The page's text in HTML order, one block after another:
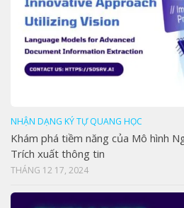
NHẬN DẠNG KÝ TỰ QUANG HỌC
Khám phá tiềm năng của Mô hình
Trích xuất thông tin
THÁNG 12 17, 2024